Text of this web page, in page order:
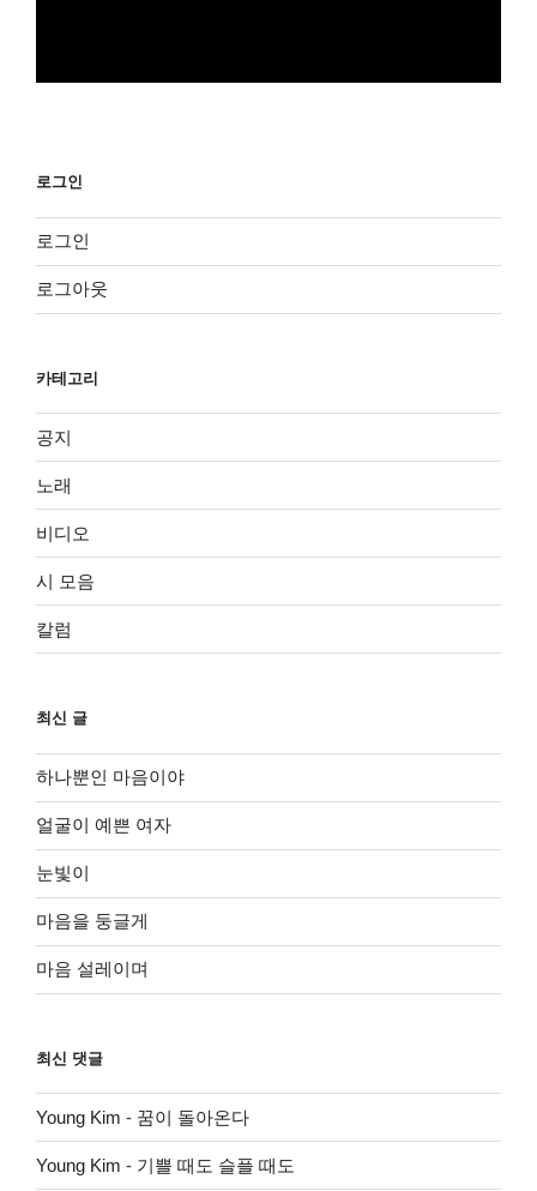
로그인
로그인
로그아웃
카테고리
공지
노래
비디오
시 모음
칼럼
최신 글
하나뿐인 마음이야
얼굴이 예쁜 여자
눈빛이
마음을 둥글게
마음 설레이며
최신 댓글
Young Kim - 꿈이 돌아온다
Young Kim - 기쁠 때도 슬플 때도